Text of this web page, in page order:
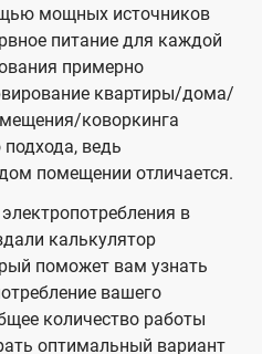
мощных источников
питание для каждой
примерно
квартиры/дома/
коворкинга
ведь
помещении отличается.
в
калькулятор
поможет вам узнать
вашего
количество работы
оптимальный вариант